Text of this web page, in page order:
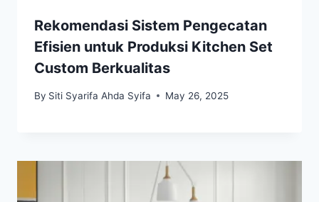
Rekomendasi Sistem Pengecatan
Efisien untuk Produksi Kitchen Set
Custom Berkualitas
By Siti Syarifa Ahda Syifa May 26, 2025